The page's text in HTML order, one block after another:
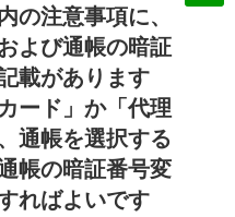
の注意事項に、
よび通帳の暗証
載があります
ード」か「代理
通帳を選択する
帳の暗証番号変
ればよいです